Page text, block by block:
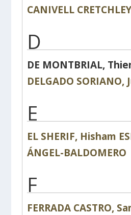
CANIVELL
D
DE MONTBRIAL,
DELGADO SORIANO,
E
EL SHERIF, Hisham
ÁNGEL-BALDOMERO
F
FERRADA CASTRO,